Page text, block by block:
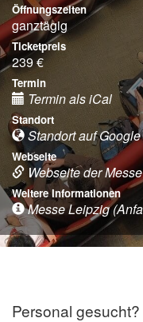
Öffnungszeiten
ganztägig
Ticketpreis
239 €
Termin
Termin als iCal
Standort
Standort auf
Webseite
Webseite der Messe
Weitere Informationen
Messe Leipzig
Personal gesucht?